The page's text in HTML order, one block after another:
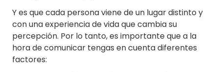
Y es que cada persona viene de un lugar distinto y
con una experiencia de vida que cambia su
percepción. Por lo tanto, es importante que a la
hora de comunicar tengas en cuenta diferentes
factores: